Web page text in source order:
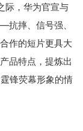
际，华为官宣与
摔、信号强、
作的短片更具大
品特点，提炼出
锋荧幕形象的情